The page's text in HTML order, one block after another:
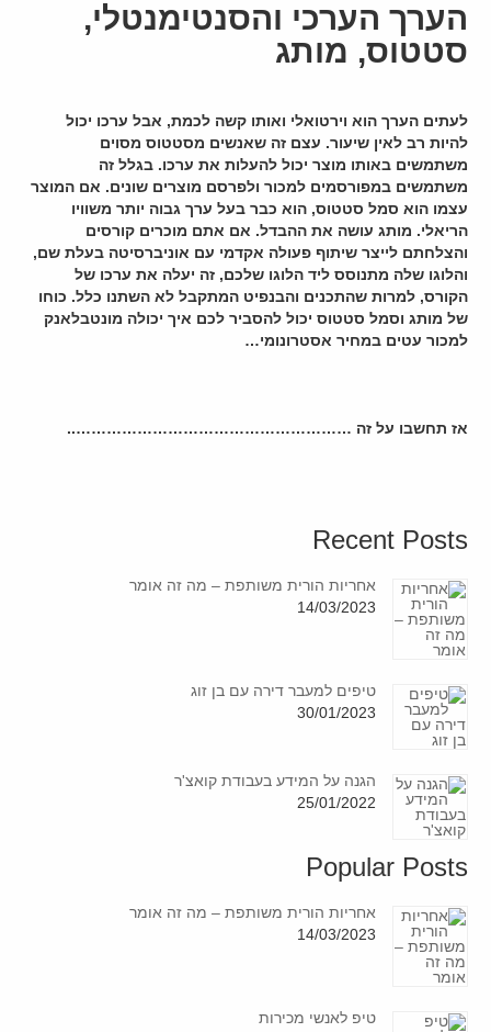
הערך הערכי והסנטימנטלי,
סטטוס, מותג
לעתים הערך הוא וירטואלי ואותו קשה לכמת, אבל ערכו יכול
להיות רב לאין שיעור. עצם זה שאנשים מסטטוס מסוים
משתמשים באותו מוצר יכול להעלות את ערכו. בגלל זה
משתמשים במפורסמים למכור ולפרסם מוצרים שונים. אם המוצר
עצמו הוא סמל סטטוס, הוא כבר בעל ערך גבוה יותר משוויו
הריאלי. מותג עושה את ההבדל. אם אתם מוכרים קורסים
והצלחתם לייצר שיתוף פעולה אקדמי עם אוניברסיטה בעלת שם,
והלוגו שלה מתנוסס ליד הלוגו שלכם, זה יעלה את ערכו של
הקורס, למרות שהתכנים והבנפיט המתקבל לא השתנו כלל. כוחו
של מותג וסמל סטטוס יכול להסביר לכם איך יכולה מונטבלאנק
למכור עטים במחיר אסטרונומי…
אז תחשבו על זה ………………………………………………..
Recent Posts
אחריות הורית משותפת – מה זה אומר
14/03/2023
טיפים למעבר דירה עם בן זוג
30/01/2023
הגנה על המידע בעבודת קואצ'ר
25/01/2022
Popular Posts
אחריות הורית משותפת – מה זה אומר
14/03/2023
טיפ לאנשי מכירות